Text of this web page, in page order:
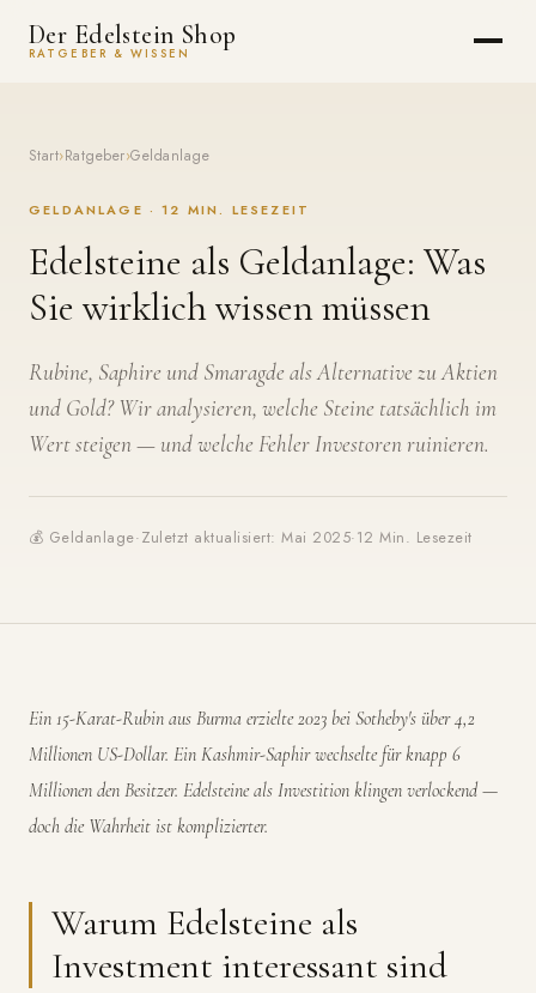
Der Edelstein Shop
RATGEBER & WISSEN
Start›Ratgeber›Geldanlage
GELDANLAGE · 12 MIN. LESEZEIT
Edelsteine als Geldanlage: Was
Sie wirklich wissen müssen
Rubine, Saphire und Smaragde als Alternative zu Aktien
und Gold? Wir analysieren, welche Steine tatsächlich im
Wert steigen — und welche Fehler Investoren ruinieren.
💰 Geldanlage·Zuletzt aktualisiert: Mai 2025·12 Min. Lesezeit
Ein 15-Karat-Rubin aus Burma erzielte 2023 bei Sotheby's über 4,2
Millionen US-Dollar. Ein Kashmir-Saphir wechselte für knapp 6
Millionen den Besitzer. Edelsteine als Investition klingen verlockend —
doch die Wahrheit ist komplizierter.
Warum Edelsteine als
Investment interessant sind